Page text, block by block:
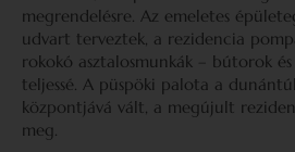
megrendelésre. Az emeletes
udvart terveztek, a rezidencia
rokokó asztalosmunkák – bútorok
teljessé. A püspöki palota a
központjává vált, a megújult
meg.